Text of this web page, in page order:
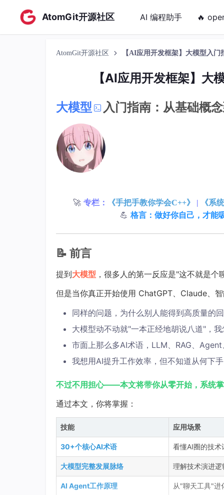
AtomGit开源社区 AI 编程助手 🔥
AtomGit开源社区 【AI应用开发框架】大模型入
【AI应用开发框架】大
大模型
入门指南：从基础概
🚀 专栏： 《手把手教你学会C++》 | 《系
💪 格言：做好你自己，才能
📝 前言
提到大模型 ，很多人的第一反应是"这不就是个
但是当你真正开始使用 ChatGPT、Claude、
同样的问题，为什么别人能得到高质量的
大模型动不动就"一本正经地胡说八道"，
市面上那么多AI术语，LLM、RAG、
我想用AI提升工作效率，但不知道从何下手
不过不用担心——本文将带你从零开始，系统掌
通过本文，你将掌握：
技能 应用场景
30+个核心AI术语 看懂AI圈的技
大模型完整发展脉络 理解技术演进
AI Agent工作原理 从"聊天工具"进